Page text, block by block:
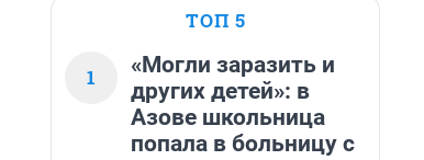
ТОП 5
1
«Могли заразить и
других детей»: в
Азове школьница
попала в больницу с